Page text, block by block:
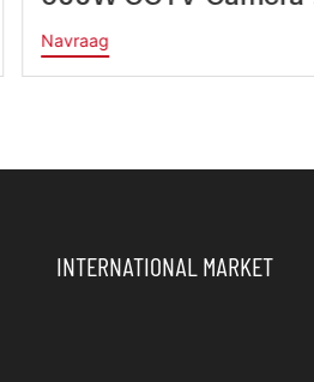
Aanhanger Op Zonne-
Energie
Navraag
INTERNATIONAL MARKET